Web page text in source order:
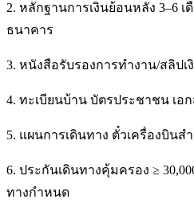
2. หลักฐานการเงินย้อนหลัง 3–6
ธนาคาร
3. หนังสือรับรองการทำงาน/สลิปเ
4. ทะเบียนบ้าน บัตรประชาชน เอ
5. แผนการเดินทาง ตั๋วเครื่องบิน
6. ประกันเดินทางคุ้มครอง ≥
ทางกำหนด